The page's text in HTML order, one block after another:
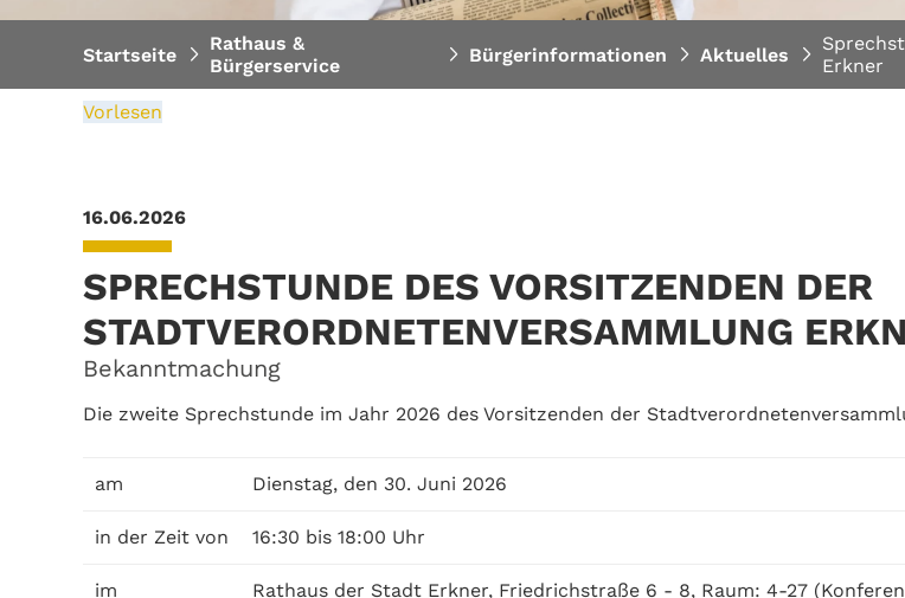
Startseite
Rathaus &
Bürgerservice
Bürgerinformationen Aktuelles
Erkner
Vorlesen
16.06.2026
SPRECHSTUNDE DES VORSITZENDEN DER
STADTVERORDNETENVERSAMMLUNG
Bekanntmachung
Die zweite Sprechstunde im Jahr 2026 des Vorsitzenden der
am Dienstag, den 30. Juni 2026
in der Zeit von 16:30 bis 18:00 Uhr
im Rathaus der Stadt Erkner, Friedrichstraße 6 - 8, Raum: 4-27